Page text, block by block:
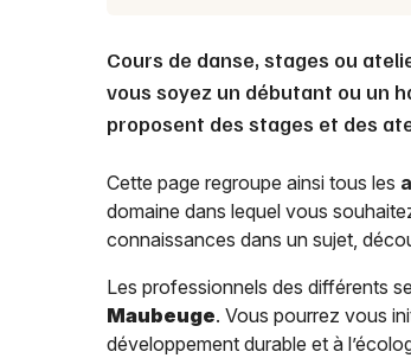
Cours de danse, stages ou
vous soyez un débutant ou un
proposent des stages et des
Cette page regroupe ainsi tous les
domaine dans lequel vous
connaissances dans un sujet,
Les professionnels des différents
Maubeuge. Vous pourrez vous
développement durable et à